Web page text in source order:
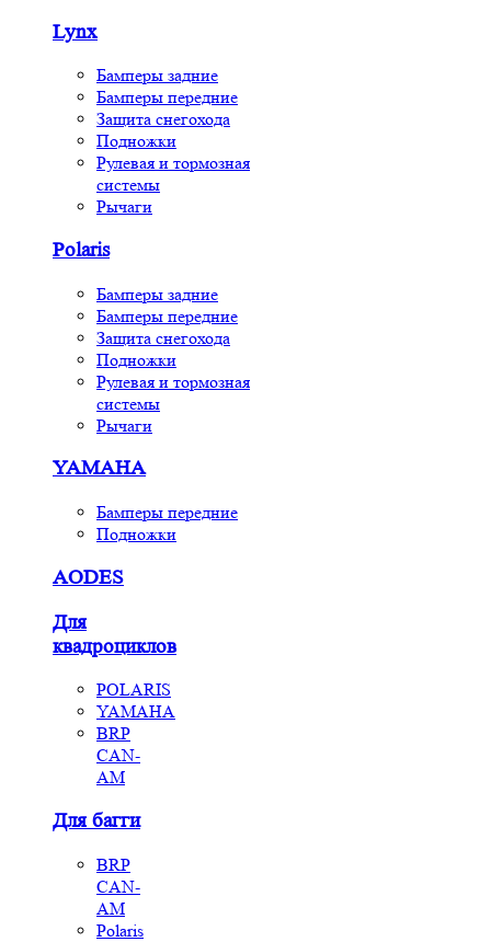
Lynx
Бамперы задние
Бамперы передние
Защита снегохода
Подножки
Рулевая и тормозная
системы
Рычаги
Polaris
Бамперы задние
Бамперы передние
Защита снегохода
Подножки
Рулевая и тормозная
системы
Рычаги
YAMAHA
Бамперы передние
Подножки
AODES
Для
квадроциклов
POLARIS
YAMAHA
BRP
CAN-
AM
Для багги
BRP
CAN-
AM
Polaris